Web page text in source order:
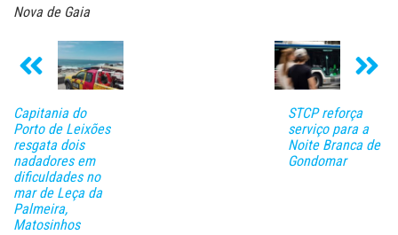
Nova de Gaia
Capitania do
Porto de Leixões
resgata dois
nadadores em
dificuldades no
mar de Leça da
Palmeira,
Matosinhos
STCP reforça
serviço para a
Noite Branca de
Gondomar